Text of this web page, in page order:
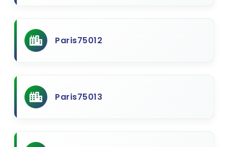
Paris75012
Paris75013